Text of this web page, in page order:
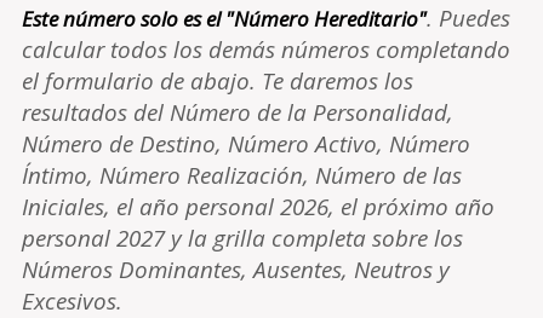
Este número solo es el "Número Hereditario". Puedes
calcular todos los demás números completando
el formulario de abajo. Te daremos los
resultados del Número de la Personalidad,
Número de Destino, Número Activo, Número
Íntimo, Número Realización, Número de las
Iniciales, el año personal 2026, el próximo año
personal 2027 y la grilla completa sobre los
Números Dominantes, Ausentes, Neutros y
Excesivos.